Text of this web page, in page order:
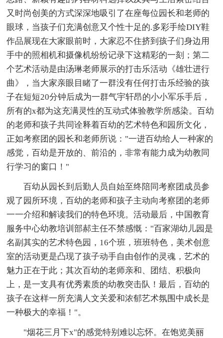
又时尚创美的方式深深地吸引了在座每位园长和老师的
眼球，当孩子们充满创意又个性十足的.多彩手绘DIY鞋
作品展现在大家眼前时，大家忍不住挤到孩子们身边用
手中的照相机和摄像机纷纷记录下这精彩的一刻；第二
个艺术活动是由汤琳老师展示的打击乐活动《雄壮进行
曲》，当大家亲眼目睹了一群没有任何打击乐经验的孩
子在短短20分钟后成为一群气宇轩昂的小小军乐手后，
所有的x都为这充满灵性的互动式体验教学所感染。百幼
的老师和孩子共同诠释着百幼的艺术特色和园所文化，
正如考察团的园长和老师所说："一进百幼给人一种家的
感觉，百幼是开放的、前沿的，非常有能力成为幼教同
行学习的窗口！"
百幼从园长到后勤人员自始至终陪同考察团成员参
观了园所环境，百幼的老师和孩子主动向考察团的老师
一一介绍和解读我们的特色环境。活动最后，中国教育
服务中心幼教培训部郝主任不禁感慨："百家湖幼儿园是
名副其实的艺术特色园，16个班，班班特色，美术创意
室的活动更是凸现了孩子动手自由创作的灵魂，艺术的
魅力正在于此；其次百幼的老师亲和、团结、积极向
上，是一支具有优秀素质的幼教突击队！最后，百幼的
孩子在这样一所充满人文关爱和浓郁艺术氛围中成长是
一种极大的幸福！"。
"烟花三月下x"的感觉特别难以忘怀。在饱览美丽